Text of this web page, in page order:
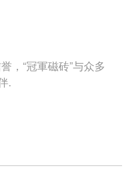
，“冠軍磁砖”与众多
.